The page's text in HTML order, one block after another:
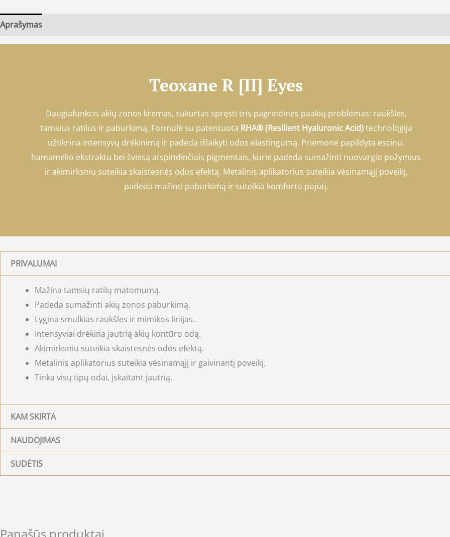
Aprašymas
Teoxane R [II] Eyes
Daugiafunkcis akių zonos kremas, sukurtas spręsti tris pagrindines paakių problemas: raukšles,
tamsius ratilus ir paburkimą. Formulė su patentuota RHA® (Resilient Hyaluronic Acid)technologija
užtikrina intensyvų drėkinimą ir padeda išlaikyti odos elastingumą. Priemonė papildyta escinu,
hamamelio ekstraktu bei šviesą atspindinčiais pigmentais, kurie padeda sumažinti nuovargio požymius
ir akimirksniu suteikia skaistesnės odos efektą. Metalinis aplikatorius suteikia vėsinamąjį poveikį,
padeda mažinti paburkimą ir suteikia komforto pojūtį.
PRIVALUMAI
Mažina tamsių ratilų matomumą.
Padeda sumažinti akių zonos paburkimą.
Lygina smulkias raukšles ir mimikos linijas.
Intensyviai drėkina jautrią akių kontūro odą.
Akimirksniu suteikia skaistesnės odos efektą.
Metalinis aplikatorius suteikia vėsinamąjį ir gaivinantį poveikį.
Tinka visų tipų odai, įskaitant jautrią.
KAM SKIRTA
NAUDOJIMAS
SUDĖTIS